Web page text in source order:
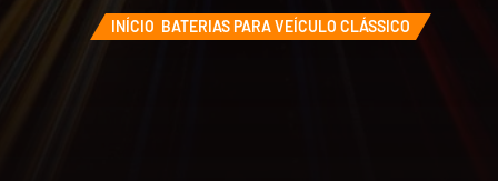
INÍCIO BATERIAS PARA VEÍCULO CLÁSSICO